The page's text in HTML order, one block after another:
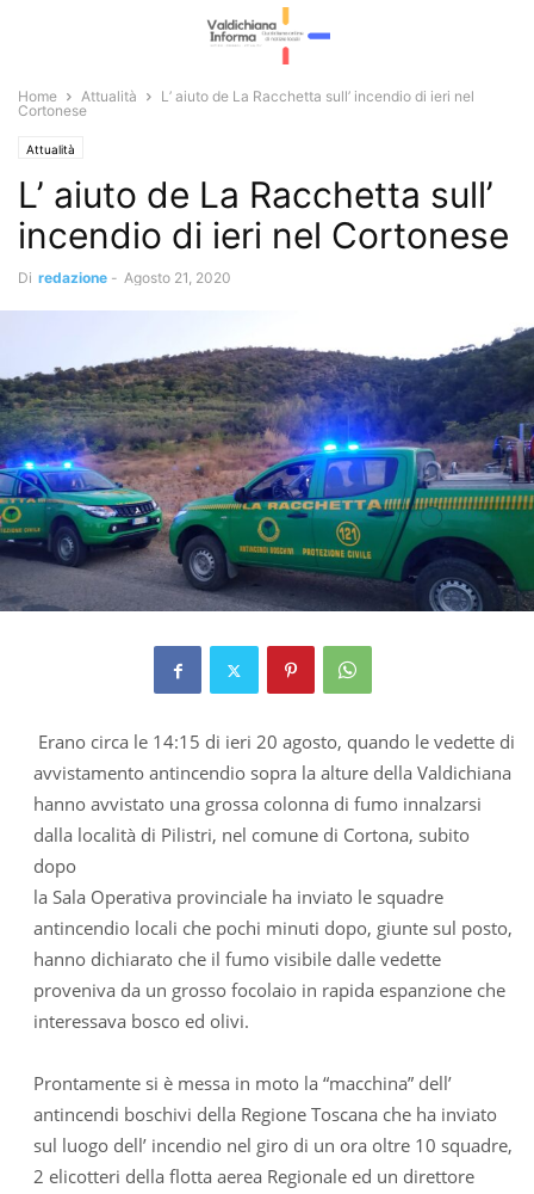
Home Attualità
L’ aiuto de La Racchetta sull’ incendio di ieri nel
Cortonese
Attualità
L’ aiuto de La Racchetta sull’
incendio di ieri nel Cortonese
Di redazione - Agosto 21, 2020
Erano circa le 14:15 di ieri 20 agosto, quando le vedette di
avvistamento antincendio sopra la alture della Valdichiana
hanno avvistato una grossa colonna di fumo innalzarsi
dalla località di Pilistri, nel comune di Cortona, subito
dopo
la Sala Operativa provinciale ha inviato le squadre
antincendio locali che pochi minuti dopo, giunte sul posto,
hanno dichiarato che il fumo visibile dalle vedette
proveniva da un grosso focolaio in rapida espanzione che
interessava bosco ed olivi.
Prontamente si è messa in moto la “macchina” dell’
antincendi boschivi della Regione Toscana che ha inviato
sul luogo dell’ incendio nel giro di un ora oltre 10 squadre,
2 elicotteri della flotta aerea Regionale ed un direttore